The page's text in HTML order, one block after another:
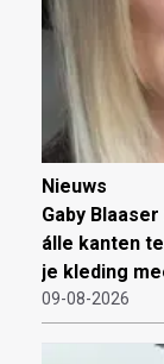
Nieuws
Gaby
álle kanten
je kleding
09-08-2026